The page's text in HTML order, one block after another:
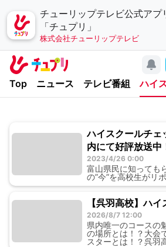
チューリップテレビ公式アプ
「チュプリ」
株式会社チューリップテレビ
キャンペーン
アプリについて
お問い合わせ
個人情報の取り
チューリップテレビ
公式サイト
公式SNSアカウ
YouTubeチャン
Top ニュース テレビ番組 ハイ
ハイスクールチェ
内にて好評放送中
2023/4/26 0:00
富山県民に知っても
の”今”を高校生がリ
【呉羽高校】ハ
2026/8/7 12:00
県内唯一のコースの
の場所とは！？大会
スターとは！？呉羽